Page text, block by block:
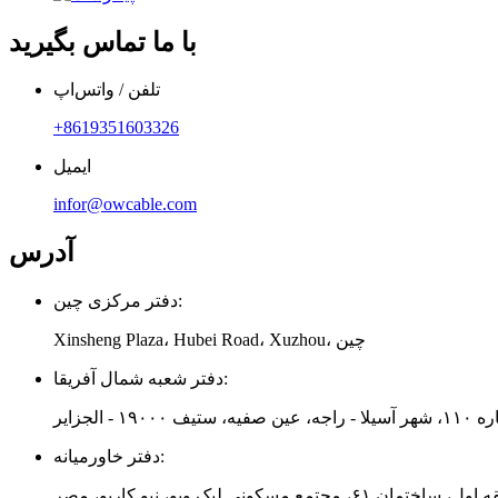
با ما تماس بگیرید
تلفن / واتس‌اپ
‎+8619351603326‎
ایمیل
infor@owcable.com
آدرس
دفتر مرکزی چین:
Xinsheng Plaza، Hubei Road، Xuzhou، چین
دفتر شعبه شمال آفریقا:
- الجزایر
دفتر خاورمیانه: